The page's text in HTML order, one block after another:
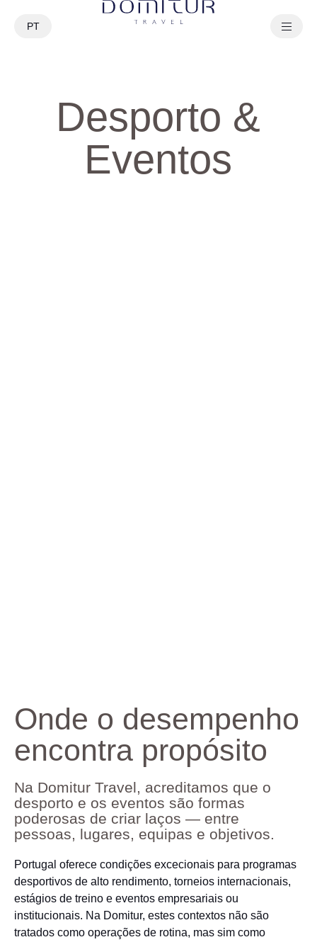
PT
Desporto &
Eventos
Onde o desempenho
encontra propósito
Na Domitur Travel, acreditamos que o
desporto e os eventos são formas
poderosas de criar laços — entre
pessoas, lugares, equipas e objetivos.
Portugal oferece condições excecionais para programas
desportivos de alto rendimento, torneios internacionais,
estágios de treino e eventos empresariais ou
institucionais. Na Domitur, estes contextos não são
tratados como operações de rotina, mas sim como